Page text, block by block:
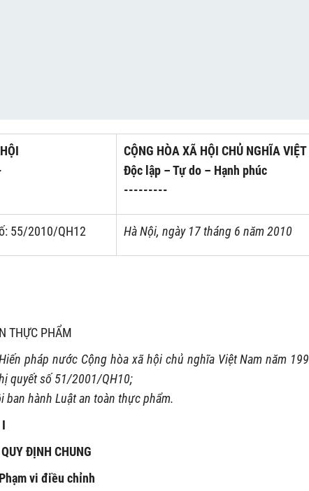
CỘNG HÒA XÃ HỘI CHỦ NGHĨA
Độc lập – Tự do – Hạnh phúc
---------
55/2010/QH12 Hà Nội, ngày 17 tháng 6 năm 2010
THỰC PHẨM
pháp nước Cộng hòa xã hội chủ nghĩa Việt Nam năm
quyết số 51/2001/QH10;
ban hành Luật an toàn thực phẩm.
ĐỊNH CHUNG
vi điều chỉnh